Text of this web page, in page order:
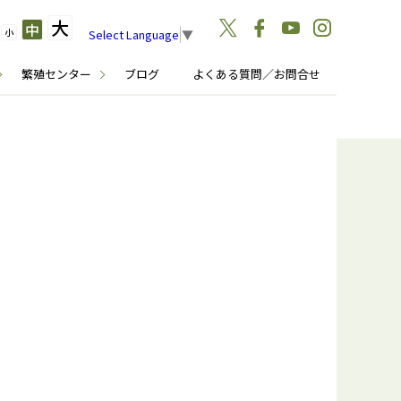
繁殖センター ブログ よくある質問／お問合せ
小 中 大 Select Language ▼